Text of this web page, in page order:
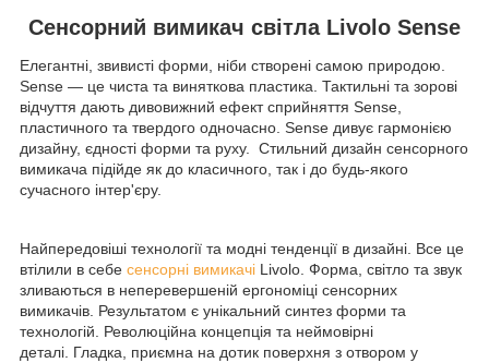
Сенсорний вимикач світла Livolo Sense
Елегантні, звивисті форми, ніби створені самою природою.
Sense — це чиста та виняткова пластика. Тактильні та зорові
відчуття дають дивовижний ефект сприйняття Sense,
пластичного та твердого одночасно. Sense дивує гармонією
дизайну, єдності форми та руху. Стильний дизайн сенсорного
вимикача підійде як до класичного, так і до будь-якого
сучасного інтер'єру.
Найпередовіші технології та модні тенденції в дизайні. Все це
втілили в себе сенсорні вимикачі Livolo. Форма, світло та звук
зливаються в неперевершеній ергономіці сенсорних
вимикачів. Результатом є унікальний синтез форми та
технологій. Революційна концепція та неймовірні
деталі. Гладка, приємна на дотик поверхня з отвором у